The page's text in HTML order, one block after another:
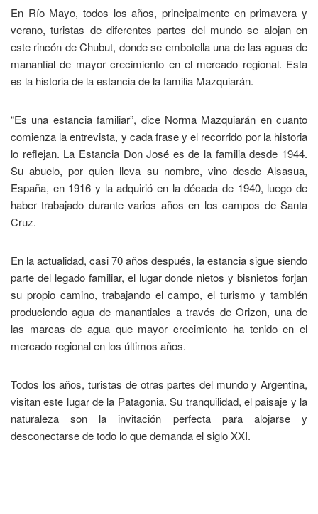
En Río Mayo, todos los años, principalmente en primavera y
verano, turistas de diferentes partes del mundo se alojan en
este rincón de Chubut, donde se embotella una de las aguas de
manantial de mayor crecimiento en el mercado regional. Esta
es la historia de la estancia de la familia Mazquiarán.
“Es una estancia familiar”, dice Norma Mazquiarán en cuanto
comienza la entrevista, y cada frase y el recorrido por la historia
lo reflejan. La Estancia Don José es de la familia desde 1944.
Su abuelo, por quien lleva su nombre, vino desde Alsasua,
España, en 1916 y la adquirió en la década de 1940, luego de
haber trabajado durante varios años en los campos de Santa
Cruz.
En la actualidad, casi 70 años después, la estancia sigue siendo
parte del legado familiar, el lugar donde nietos y bisnietos forjan
su propio camino, trabajando el campo, el turismo y también
produciendo agua de manantiales a través de Orizon, una de
las marcas de agua que mayor crecimiento ha tenido en el
mercado regional en los últimos años.
Todos los años, turistas de otras partes del mundo y Argentina,
visitan este lugar de la Patagonia. Su tranquilidad, el paisaje y la
naturaleza son la invitación perfecta para alojarse y
desconectarse de todo lo que demanda el siglo XXI.